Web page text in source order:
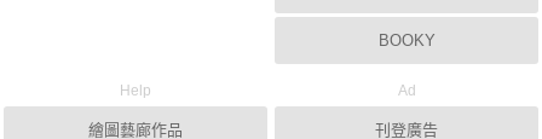
BOOKY
Help
繪圖藝廊作品
Ad
刊登廣告